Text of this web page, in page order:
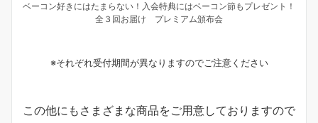
ベーコン好きにはたまらない！入会特典にはベーコン節もプレゼント！
全３回お届け プレミアム頒布会
※それぞれ受付期間が異なりますのでご注意ください
この他にもさまざまな商品をご用意しておりますので